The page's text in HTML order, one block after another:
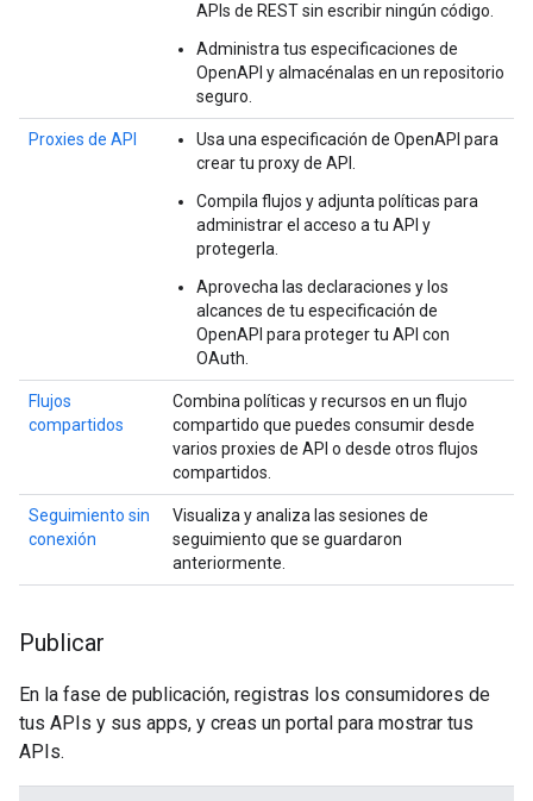
APIs de REST sin escribir ningún código.
Administra tus especificaciones de
OpenAPI y almacénalas en un repositorio
seguro.
Proxies de API
Usa una especificación de OpenAPI para
crear tu proxy de API.
Compila flujos y adjunta políticas para
administrar el acceso a tu API y
protegerla.
Aprovecha las declaraciones y los
alcances de tu especificación de
OpenAPI para proteger tu API con
OAuth.
Flujos
compartidos
Combina políticas y recursos en un flujo
compartido que puedes consumir desde
varios proxies de API o desde otros flujos
compartidos.
Seguimiento sin
conexión
Visualiza y analiza las sesiones de
seguimiento que se guardaron
anteriormente.
Publicar
En la fase de publicación, registras los consumidores de
tus APIs y sus apps, y creas un portal para mostrar tus
APIs.